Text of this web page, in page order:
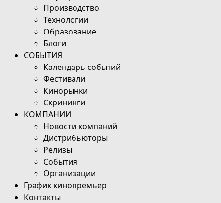
Производство
Технологии
Образование
Блоги
СОБЫТИЯ
Календарь событий
Фестивали
Кинорынки
Скрининги
КОМПАНИИ
Новости компаний
Дистрибьюторы
Релизы
События
Организации
График кинопремьер
Контакты